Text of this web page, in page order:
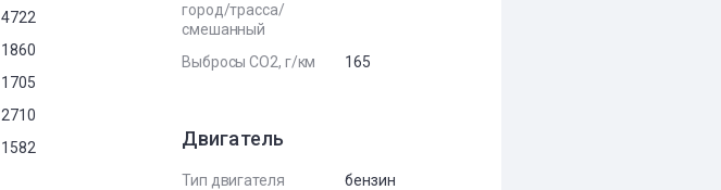
4722
1860
1705
2710
1582
город/трасса/
смешанный
Выбросы CO2, г/км 165
Двигатель
Тип двигателя
бензин